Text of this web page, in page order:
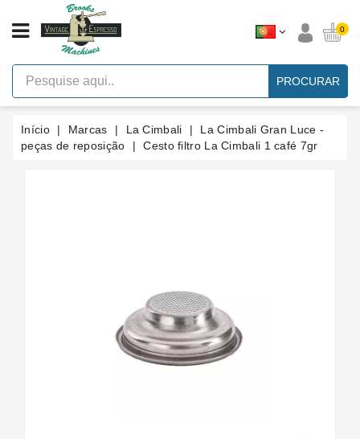
CATEGORIA
Máquinas
De
Café
Expresso
Alavanca
0
PROCURAR
Início Marcas La Cimbali
La Cimbali Gran Luce -
peças de reposição
Cesto filtro La Cimbali 1 café 7gr